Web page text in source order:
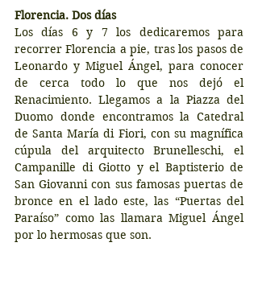
Florencia. Dos días
Los días 6 y 7 los dedicaremos para
recorrer Florencia a pie, tras los pasos de
Leonardo y Miguel Ángel, para conocer
de cerca todo lo que nos dejó el
Renacimiento. Llegamos a la Piazza del
Duomo donde encontramos la Catedral
de Santa María di Fiori, con su magnífica
cúpula del arquitecto Brunelleschi, el
Campanille di Giotto y el Baptisterio de
San Giovanni con sus famosas puertas de
bronce en el lado este, las “Puertas del
Paraíso” como las llamara Miguel Ángel
por lo hermosas que son.